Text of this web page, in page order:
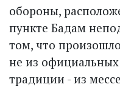
обороны,
пункте Бадам
том, что
не из
традиции - из